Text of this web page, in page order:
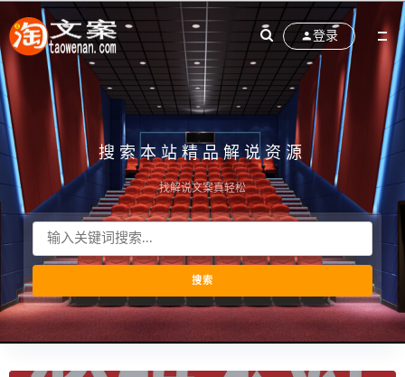
登录
搜索本站精品解说资源
找解说文案真轻松